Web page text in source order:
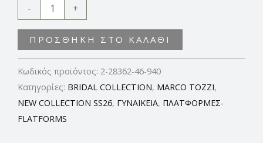
- +
ΠΡΟΣΘΉΚΗ ΣΤΟ ΚΑΛΆΘΙ
Κωδικός προϊόντος: 2-28362-46-940
Κατηγορίες: BRIDAL COLLECTION, MARCO TOZZI,
NEW COLLECTION SS26, ΓΥΝΑΙΚΕΙΑ, ΠΛΑΤΦΟΡΜΕΣ-
FLATFORMS